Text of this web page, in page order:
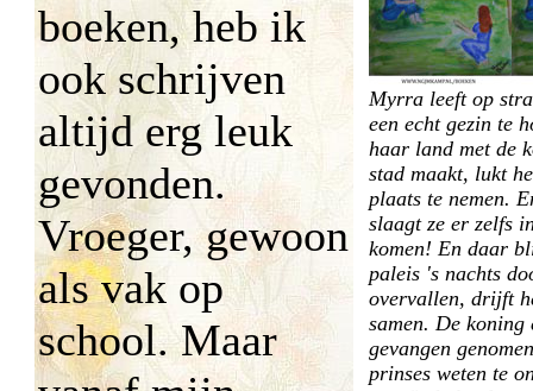
boeken, heb ik
ook schrijven
altijd erg leuk
gevonden.
Vroeger, gewoon
als vak op
school. Maar
Myrra leeft op
een echt gezin te
haar land met de
stad maakt, lukt
plaats te nemen.
slaagt ze er zelfs
komen! En daar
paleis 's nachts
overvallen, drijft
samen. De
gevangen
prinses weten te